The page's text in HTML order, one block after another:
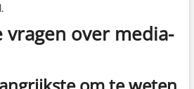
vragen over media-